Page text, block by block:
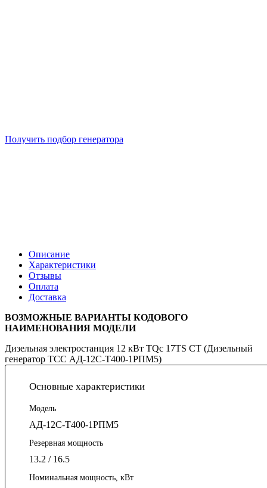
Получить подбор генератора
Описание
Характеристики
Отзывы
Оплата
Доставка
ВОЗМОЖНЫЕ ВАРИАНТЫ КОДОВОГО
НАИМЕНОВАНИЯ МОДЕЛИ
Дизельная электростанция 12 кВт TQc 17TS CT (Дизельный
генератор ТСС АД-12С-Т400-1РПМ5)
Основные характеристики
Модель
АД-12С-Т400-1РПМ5
Резервная мощность
13.2 / 16.5
Номинальная мощность, кВт